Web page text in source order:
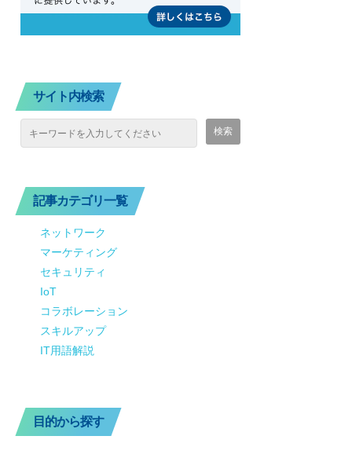
サイト内検索
記事カテゴリ一覧
ネットワーク
マーケティング
セキュリティ
IoT
コラボレーション
スキルアップ
IT用語解説
目的から探す